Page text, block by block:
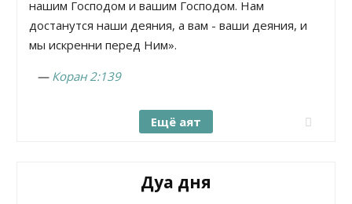
нашим Господом и вашим Господом. Нам
достанутся наши деяния, а вам - ваши деяния, и
мы искренни перед Ним».
— Коран 2:139
Ещё аят
Дуа дня